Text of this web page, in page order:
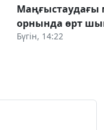
Маңғыстаудағы
орнында өрт
Бүгін, 14:22